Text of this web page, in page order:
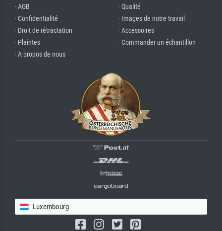
· AGB
· Confidentialité
· Droit de rétractation
· Plaintes
· A propos de nous
· Qualité
· Images de notre travail
· Accessoires
· Commander un échantillon
Luxembourg